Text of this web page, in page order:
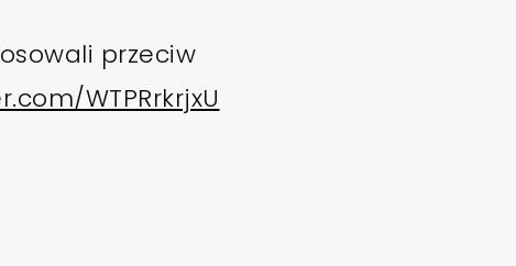
przeciw
WTPRrkrjxU